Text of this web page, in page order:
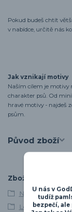
Pokud budeš chtít
v nabídce, určitě nás
Jak vznikají motivy
Naším cílem je motivy
charakter psů. Od
hravé motivy - najdeš
psům.
Původ zboží
Zboží zařazeno
Německý boxer
Love
U nás v
tudíž
bezpečí,